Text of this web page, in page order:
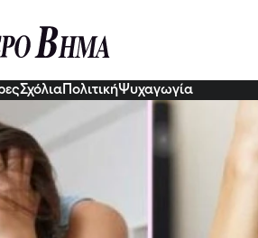
Σχόλια ΠολιτικήΨυχαγωγία
αφάνταστα
τον αφήσω, κάτι με